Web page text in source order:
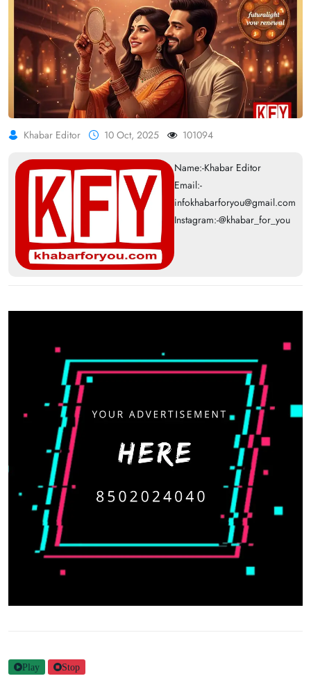
Khabar Editor 10 Oct, 2025 101094
Name:-Khabar Editor
Email:-
infokhabarforyou@gmail.com
Instagram:-@khabar_for_you
Play Stop